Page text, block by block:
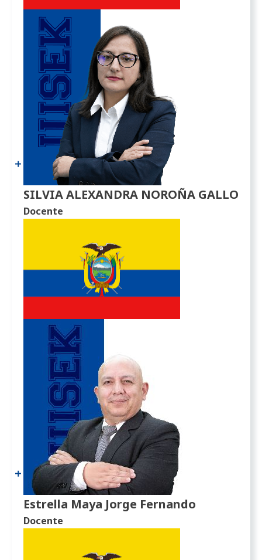
SILVIA ALEXANDRA NOROÑA GALLO
Docente
Estrella Maya Jorge Fernando
Docente